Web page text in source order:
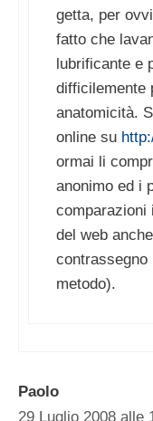
getta, per
fatto che
lubrificante e
difficilemente
anatomicità.
online su
ormai li
anonimo ed i
comparazioni
del web
contrassegno
metodo).
Paolo
29 Luglio 2008 alle